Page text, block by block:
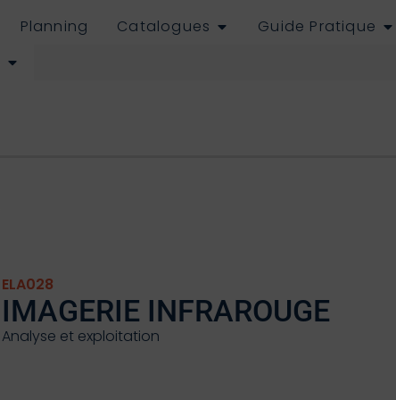
Planning Catalogues
Guide Pratique
ELA028
IMAGERIE INFRAROUGE
Analyse et exploitation